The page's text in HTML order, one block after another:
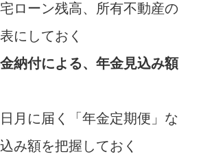
ーン残高、所有不動産の
にしておく
納付による、年金見込み額
に届く「年金定期便」な
み額を把握しておく